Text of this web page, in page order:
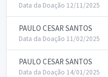
Data da Doação 12/11/2025
PAULO CESAR SANTOS
Data da Doação 11/02/2025
PAULO CESAR SANTOS
Data da Doação 14/01/2025